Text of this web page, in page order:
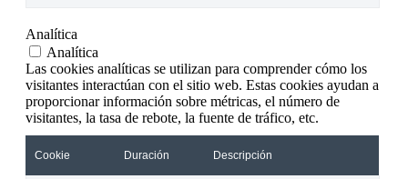
Analítica
Analítica
Las cookies analíticas se utilizan para comprender cómo los
visitantes interactúan con el sitio web. Estas cookies ayudan a
proporcionar información sobre métricas, el número de
visitantes, la tasa de rebote, la fuente de tráfico, etc.
Cookie Duración Descripción